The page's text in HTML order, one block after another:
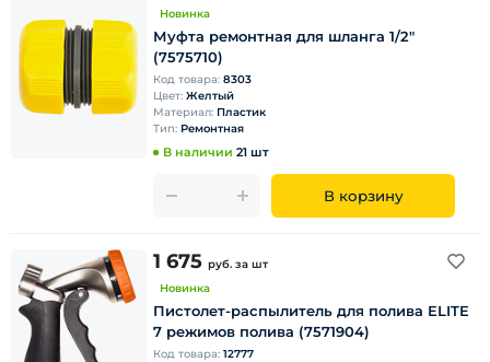
Новинка
Муфта ремонтная для шланга 1/2"
(7575710)
Код товара: 8303
Цвет: Желтый
Материал: Пластик
Тип: Ремонтная
В наличии 21 шт
В корзину
1 675 руб. за шт
Новинка
Пистолет-распылитель для полива ELITE
7 режимов полива (7571904)
Код товара: 12777